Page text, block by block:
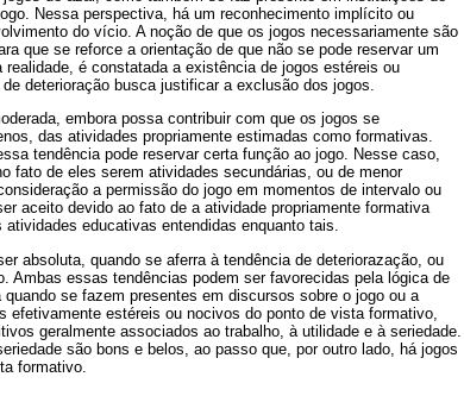
Nessa perspectiva, há um reconhecimento implícito ou
do vício. A noção de que os jogos necessariamente são
que se reforce a orientação de que não se pode reservar um
é constatada a existência de jogos estéreis ou
deterioração busca justificar a exclusão dos jogos.
embora possa contribuir com que os jogos se
das atividades propriamente estimadas como formativas.
tendência pode reservar certa função ao jogo. Nesse caso,
fato de eles serem atividades secundárias, ou de menor
a permissão do jogo em momentos de intervalo ou
aceito devido ao fato de a atividade propriamente formativa
educativas entendidas enquanto tais.
absoluta, quando se aferra à tendência de deteriorazação, ou
Ambas essas tendências podem ser favorecidas pela lógica de
se fazem presentes em discursos sobre o jogo ou a
estéreis ou nocivos do ponto de vista formativo,
geralmente associados ao trabalho, à utilidade e à seriedade.
são bons e belos, ao passo que, por outro lado, há jogos
formativo.